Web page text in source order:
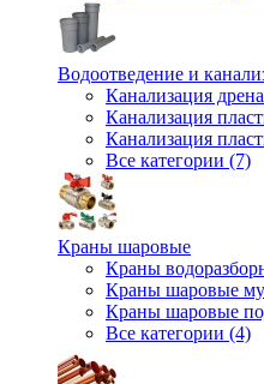
Водоотведение и
Канализация
Канализация
Канализация
Все категории (7)
Краны шаровые
Краны
Краны шаровые
Краны шаровые
Все категории (4)